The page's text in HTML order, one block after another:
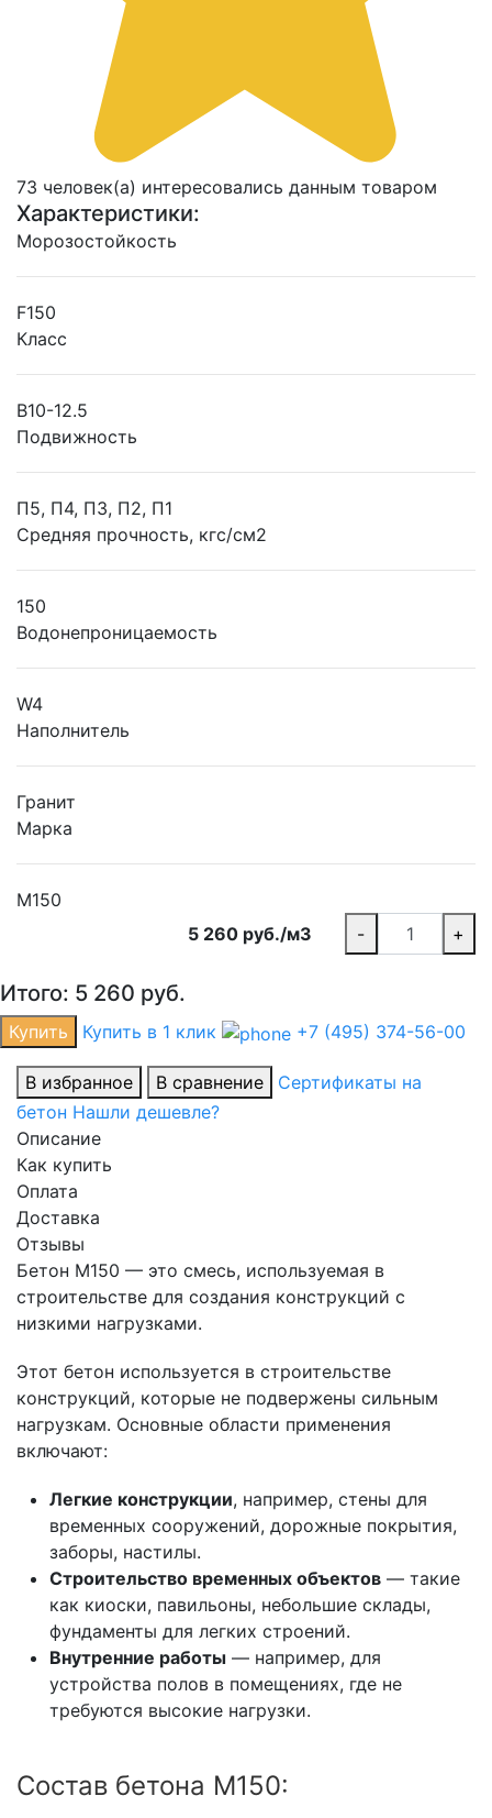
73 человек(а) интересовались данным товаром
Характеристики:
Морозостойкость
F150
Класс
B10-12.5
Подвижность
П5, П4, П3, П2, П1
Средняя прочность, кгс/см2
150
Водонепроницаемость
W4
Наполнитель
Гранит
Марка
М150
5 260 руб./м3
- +
Итого: 5 260 руб.
Купить Купить в 1 клик +7 (495) 374-56-00
В избранное В сравнение
Сертификаты на
бетон Нашли дешевле?
Описание
Как купить
Оплата
Доставка
Отзывы
Бетон М150 — это смесь, используемая в
строительстве для создания конструкций с
низкими нагрузками.
Этот бетон используется в строительстве
конструкций, которые не подвержены сильным
нагрузкам. Основные области применения
включают:
Легкие конструкции, например, стены для
временных сооружений, дорожные покрытия,
заборы, настилы.
Строительство временных объектов — такие
как киоски, павильоны, небольшие склады,
фундаменты для легких строений.
Внутренние работы — например, для
устройства полов в помещениях, где не
требуются высокие нагрузки.
Состав бетона М150: